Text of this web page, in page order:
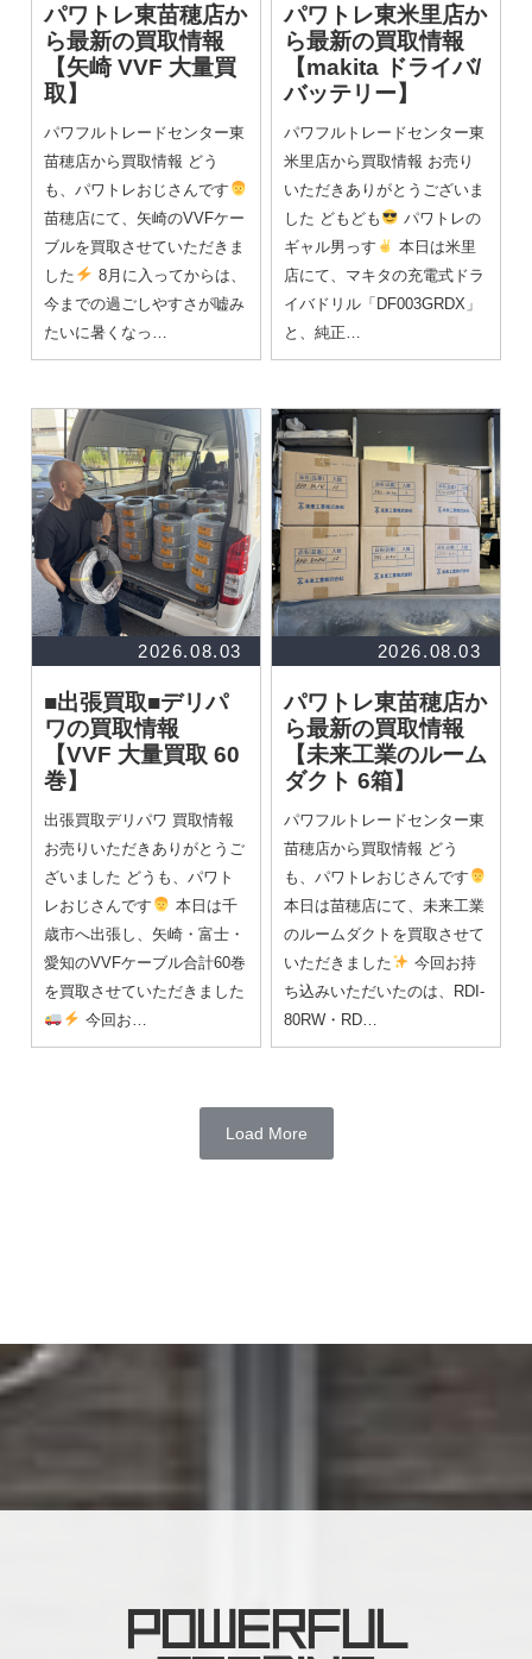
同軸ケーブル(11)
エコケーブル(3)
パワトレ東苗穂店か
ら最新の買取情報
【矢崎 VVF 大量買
取】
パワフルトレードセンター東
苗穂店から買取情報 どう
も、パワトレおじさんです
苗穂店にて、矢崎のVVFケー
ブルを買取させていただきま
した
8月に入ってからは、
今までの過ごしやすさが嘘み
たいに暑くなっ…
パワトレ東米里店か
ら最新の買取情報
【makita ドライバ/
バッテリー】
パワフルトレードセンター東
米里店から買取情報 お売り
いただきありがとうございま
した どもども
パワトレの
ギャル男っす
本日は米里
店にて、マキタの充電式ドラ
イバドリル「DF003GRDX」
と、純正…
2026.08.03
■出張買取■デリパ
ワの買取情報
【VVF 大量買取 60
巻】
出張買取デリパワ 買取情報
お売りいただきありがとうご
ざいました どうも、パワト
レおじさんです
本日は千
歳市へ出張し、矢崎・富士・
愛知のVVFケーブル合計60巻
を買取させていただきました
今回お…
2026.08.03
パワトレ東苗穂店か
ら最新の買取情報
【未来工業のルーム
ダクト 6箱】
パワフルトレードセンター東
苗穂店から買取情報 どう
も、パワトレおじさんです
本日は苗穂店にて、未来工業
のルームダクトを買取させて
いただきました
今回お持
ち込みいただいたのは、RDI-
80RW・RD…
Load More
POWERFUL